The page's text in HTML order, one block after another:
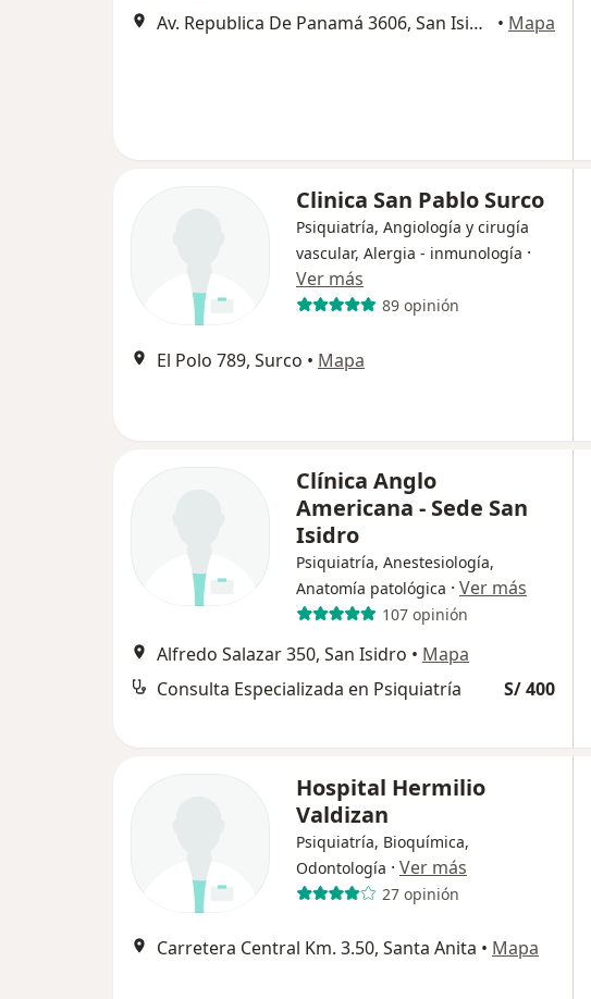
Av. Republica De Panamá 3606, San Isidro • Mapa
Clinica San Pablo Surco
Psiquiatría, Angiología y cirugía
vascular, Alergia - inmunología ·
Ver más
89 opinión
El Polo 789, Surco • Mapa
Clínica Anglo
Americana - Sede San
Isidro
Psiquiatría, Anestesiología,
Anatomía patológica · Ver más
107 opinión
Alfredo Salazar 350, San Isidro • Mapa
Consulta Especializada en Psiquiatría
S/ 400
Hospital Hermilio
Valdizan
Psiquiatría, Bioquímica,
Odontología · Ver más
27 opinión
Carretera Central Km. 3.50, Santa Anita • Mapa